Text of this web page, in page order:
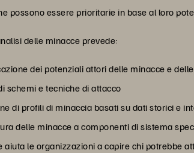
possono essere prioritarie in base al loro
delle minacce prevede:
dei potenziali attori delle minacce e
schemi e tecniche di attacco
di profili di minaccia basati su dati storici e
delle minacce a componenti di sistema
aiuta le organizzazioni a capire chi potrebbe